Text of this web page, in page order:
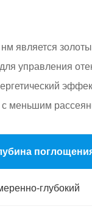
является
управления
с меньшим
глубокий